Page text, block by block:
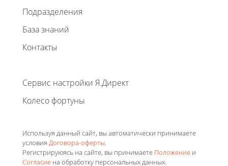
Подразделения
База знаний
Контакты
Сервис настройки Я.Директ
Колесо фортуны
Используя данный сайт, вы автоматически принимаете
условия Договора-оферты.
Регистрируюясь на сайте, вы принимаете Положение и
Согласие на обработку персональных данных.